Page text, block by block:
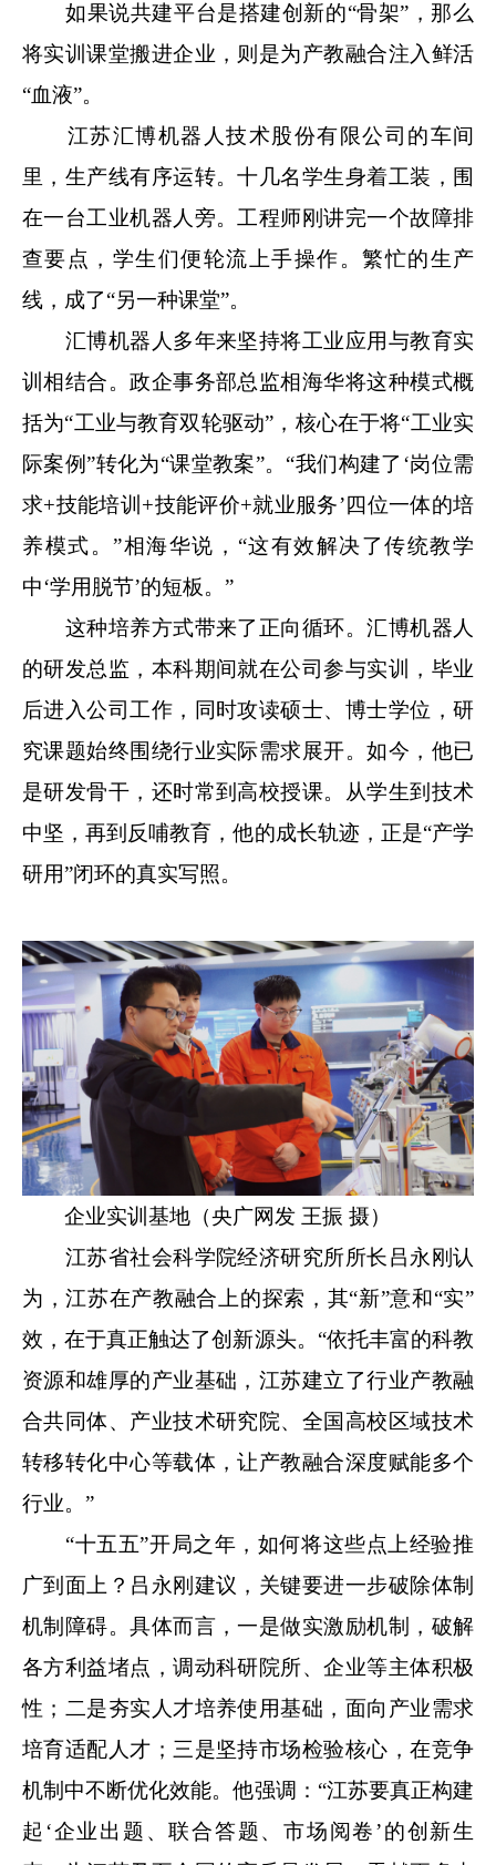
如果说共建平台是搭建创新的“骨架”，那么
将实训课堂搬进企业，则是为产教融合注入鲜活
“血液”。
江苏汇博机器人技术股份有限公司的车间
里，生产线有序运转。十几名学生身着工装，围
在一台工业机器人旁。工程师刚讲完一个故障排
查要点，学生们便轮流上手操作。繁忙的生产
线，成了“另一种课堂”。
汇博机器人多年来坚持将工业应用与教育实
训相结合。政企事务部总监相海华将这种模式概
括为“工业与教育双轮驱动”，核心在于将“工业实
际案例”转化为“课堂教案”。“我们构建了‘岗位需
求+技能培训+技能评价+就业服务’四位一体的培
养模式。”相海华说，“这有效解决了传统教学
中‘学用脱节’的短板。”
这种培养方式带来了正向循环。汇博机器人
的研发总监，本科期间就在公司参与实训，毕业
后进入公司工作，同时攻读硕士、博士学位，研
究课题始终围绕行业实际需求展开。如今，他已
是研发骨干，还时常到高校授课。从学生到技术
中坚，再到反哺教育，他的成长轨迹，正是“产学
研用”闭环的真实写照。
企业实训基地（央广网发 王振 摄）
江苏省社会科学院经济研究所所长吕永刚认
为，江苏在产教融合上的探索，其“新”意和“实”
效，在于真正触达了创新源头。“依托丰富的科教
资源和雄厚的产业基础，江苏建立了行业产教融
合共同体、产业技术研究院、全国高校区域技术
转移转化中心等载体，让产教融合深度赋能多个
行业。”
“十五五”开局之年，如何将这些点上经验推
广到面上？吕永刚建议，关键要进一步破除体制
机制障碍。具体而言，一是做实激励机制，破解
各方利益堵点，调动科研院所、企业等主体积极
性；二是夯实人才培养使用基础，面向产业需求
培育适配人才；三是坚持市场检验核心，在竞争
机制中不断优化效能。他强调：“江苏要真正构建
起‘企业出题、联合答题、市场阅卷’的创新生